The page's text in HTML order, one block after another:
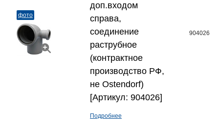
фото
доп.входом
справа,
соединение
раструбное
(контрактное
производство РФ,
не Ostendorf)
[Артикул: 904026]
Подробнее
904026